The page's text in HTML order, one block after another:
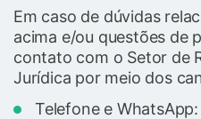
Em caso de dúvidas
acima e/ou questões de
contato com o Setor de
Jurídica por meio dos
Telefone e WhatsApp: